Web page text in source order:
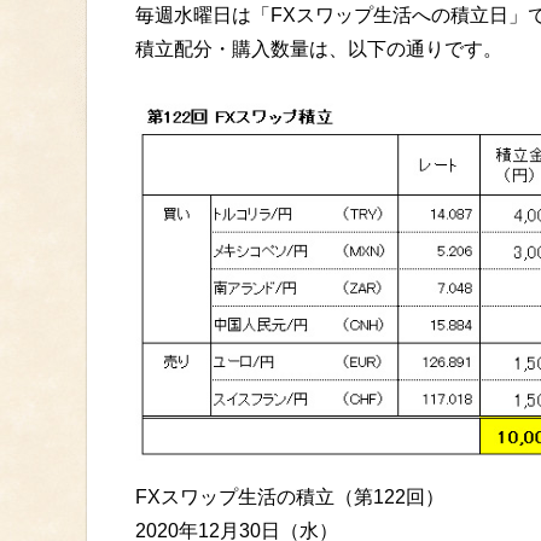
毎週水曜日は「FXスワップ生活への積立日」
積立配分・購入数量は、以下の通りです。
FXスワップ生活の積立（第122回）
2020年12月30日（水）